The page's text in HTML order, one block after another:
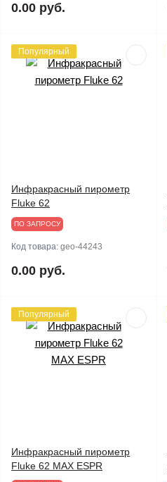
0.00 руб.
Популярный
Инфракрасный пирометр
Fluke 62
ПО ЗАПРОСУ
Код товара: geo-44243
0.00 руб.
Популярный
Инфракрасный пирометр
Fluke 62 MAX ESPR